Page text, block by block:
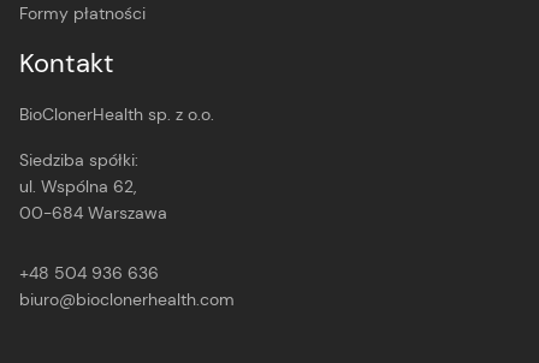
Formy płatności
Kontakt
BioClonerHealth sp. z o.o.
Siedziba spółki:
ul. Wspólna 62,
00-684 Warszawa
+48 504 936 636
biuro@bioclonerhealth.com